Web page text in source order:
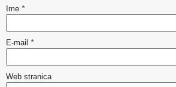
Ime *
E-mail *
Web stranica